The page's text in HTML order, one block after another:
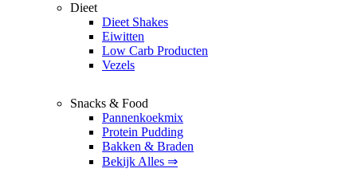
Dieet
Dieet Shakes
Eiwitten
Low Carb Producten
Vezels
Snacks & Food
Pannenkoekmix
Protein Pudding
Bakken & Braden
Bekijk Alles ⇒